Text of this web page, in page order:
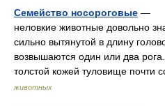
Семейство носороговые —
неловкие животные довольно
сильно вытянутой в длину
возвышаются один или два
толстой кожей туловище
животных